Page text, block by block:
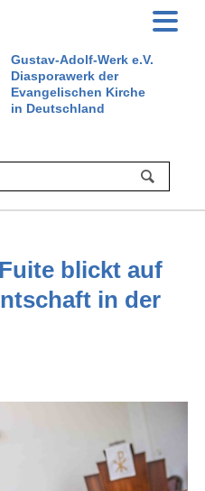
Gustav-Adolf-Werk e.V.
Diasporawerk der
Evangelischen Kirche
in Deutschland
blickt auf
in der